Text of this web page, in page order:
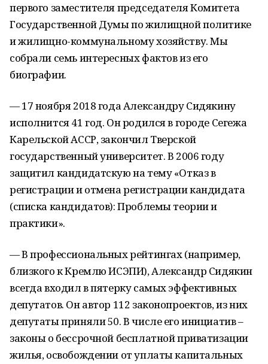
первого заместителя председателя Комитета
Государственной Думы по жилищной политике
и жилищно-коммунальному хозяйству. Мы
собрали семь интересных фактов из его
биографии.
— 17 ноября 2018 года Александру Сидякину
исполнится 41 год. Он родился в городе Сегежа
Карельской АССР, закончил Тверской
государственный университет. В 2006 году
защитил кандидатскую на тему «Отказ в
регистрации и отмена регистрации кандидата
(списка кандидатов): Проблемы теории и
практики».
— В профессиональных рейтингах (например,
близкого к Кремлю ИСЭПИ), Александр Сидякин
всегда входил в пятерку самых эффективных
депутатов. Он автор 112 законопроектов, из них
депутаты приняли 50. В числе его инициатив –
законы о бессрочной бесплатной приватизации
жилья, освобождении от уплаты капитальных